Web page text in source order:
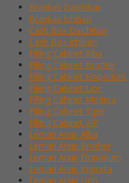
Brankas Daichiban
Brankas Ichiban
Cash Box Daichiban
Cash Box Ichiban
Filling Cabinet Alba
Filling Cabinet Brother
Filling Cabinet Emporium
Filling Cabinet Lion
Filling Cabinet Modera
Filling Cabinet Tiger
Filling Cabinet VIP
Lemari Arsip Alba
Lemari Arsip Brother
Lemari Arsip Emporium
Lemari Arsip Importa
Lemari Arsip Lion